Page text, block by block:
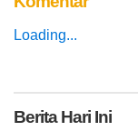
Loading...
BeritaHari Ini